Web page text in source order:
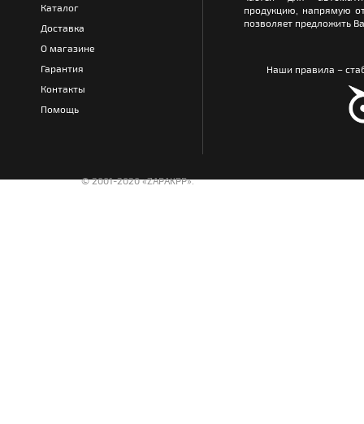
Каталог
Доставка
О магазине
Гарантия
Контакты
Помощь
продукцию, напрямую
позволяет предложить
Наши правила –
© 2001-2020 «ZAPAKPP».